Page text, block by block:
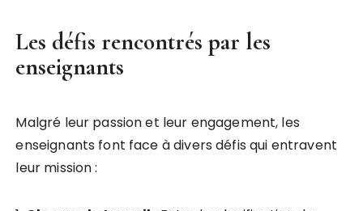
Les défis rencontrés par les
enseignants
Malgré leur passion et leur engagement, les
enseignants font face à divers défis qui entravent
leur mission :